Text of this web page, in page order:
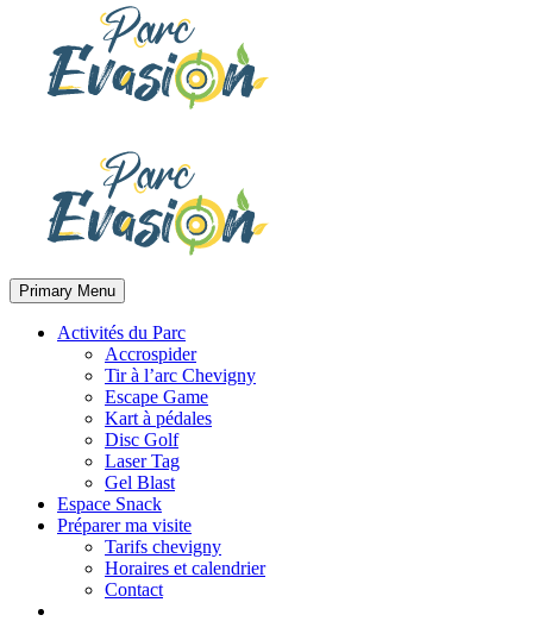
Primary Menu
Activités du Parc
Accrospider
Tir à l’arc Chevigny
Escape Game
Kart à pédales
Disc Golf
Laser Tag
Gel Blast
Espace Snack
Préparer ma visite
Tarifs chevigny
Horaires et calendrier
Contact